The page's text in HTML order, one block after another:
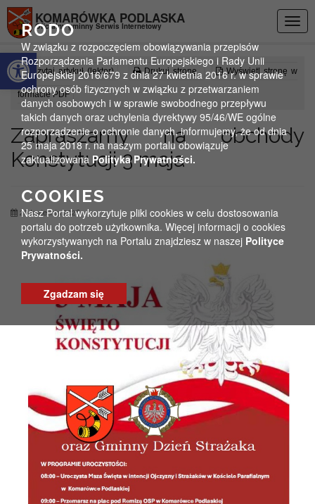
Otwórz pasek narzędzi
KOMARÓWKA PODLASKA
Oficjalny gminny Serwis Internetowy
Czytaj artykuł (lektor) Drukuj stronę Wyświetl stronę w
formacie PDF
Zapraszamy na obchody
Konstytucji 3 maja
20 kwietnia 2026
RODO
W związku z rozpoczęciem obowiązywania przepisów
Rozporządzenia Parlamentu Europejskiego i Rady Unii
Europejskiej 2016/679 z dnia 27 kwietnia 2016 r. w sprawie
ochrony osób fizycznych w związku z przetwarzaniem
danych osobowych i w sprawie swobodnego przepływu
takich danych oraz uchylenia dyrektywy 95/46/WE ogólne
rozporządzenie o ochronie danych, informujemy, że od dnia
25 maja 2018 r. na naszym portalu obowiązuje
zaktualizowana Polityka Prywatności.
COOKIES
Nasz Portal wykorzytuje pliki cookies w celu dostosowania
portalu do potrzeb użytkownika. Więcej informacji o cookies
wykorzystywanych na Portalu znajdziesz w naszej Polityce
Prywatności.
Zgadzam się